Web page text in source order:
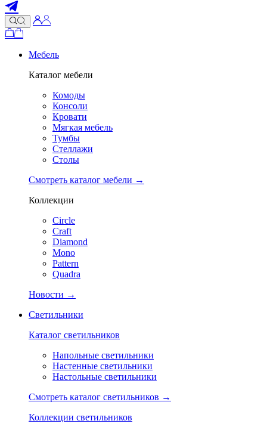
Мебель
Каталог мебели
Комоды
Консоли
Кровати
Мягкая мебель
Тумбы
Стеллажи
Столы
Смотреть каталог мебели →
Коллекции
Circle
Craft
Diamond
Mono
Pattern
Quadra
Новости →
Светильники
Каталог светильников
Напольные светильники
Настенные светильники
Настольные светильники
Смотреть каталог светильников →
Коллекции светильников